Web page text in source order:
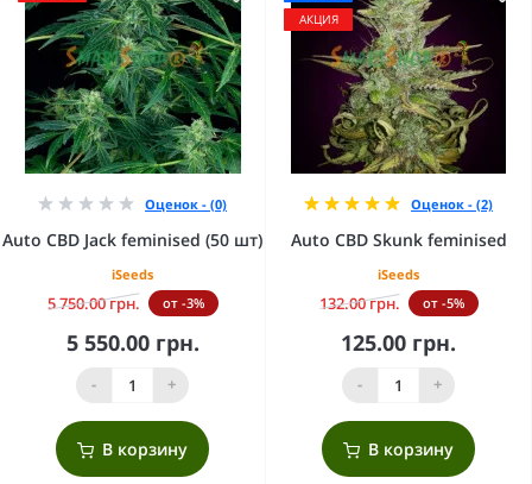
Оценок - (0)
Auto CBD Jack feminised (50 шт)
iSeeds
5 750.00 грн. от -3%
5 550.00 грн.
- +
В корзину
АКЦИЯ
Оценок - (2)
Auto CBD Skunk feminised
iSeeds
132.00 грн. от -5%
125.00 грн.
- +
В корзину